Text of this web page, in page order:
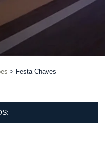
Festa Chaves